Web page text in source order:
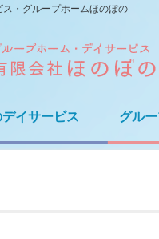
・グループホームほのぼの
イサービス グル